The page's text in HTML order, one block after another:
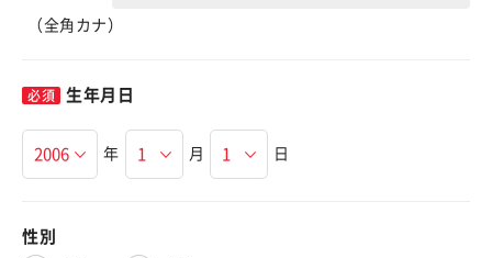
（全角カナ）
生年月日
年 月 日
性別